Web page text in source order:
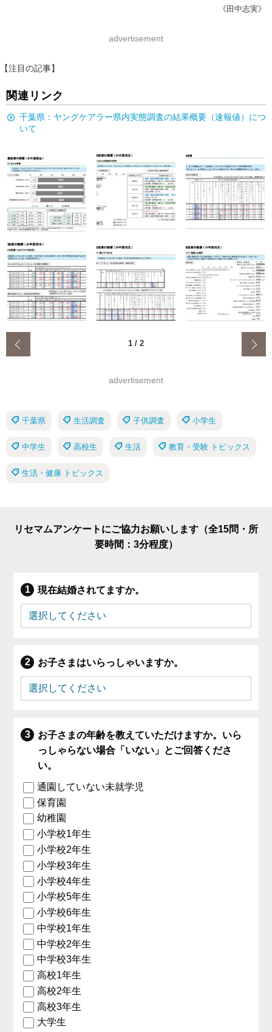
《田中志実》
advertisement
【注目の記事】
関連リンク
千葉県：ヤングケアラー県内実態調査の結果概要（速報値）につ
いて
1 / 2
advertisement
千葉県 生活調査 子供調査 小学生
中学生 高校生 生活 教育・受験 トピックス
生活・健康 トピックス
リセマムアンケートにご協力お願いします（全15問・所
要時間：3分程度）
現在結婚されてますか。
お子さまはいらっしゃいますか。
お子さまの年齢を教えていただけますか。いら
っしゃらない場合「いない」とご回答くださ
い。
通園していない未就学児
保育園
幼稚園
小学校1年生
小学校2年生
小学校3年生
小学校4年生
小学校5年生
小学校6年生
中学校1年生
中学校2年生
中学校3年生
高校1年生
高校2年生
高校3年生
大学生